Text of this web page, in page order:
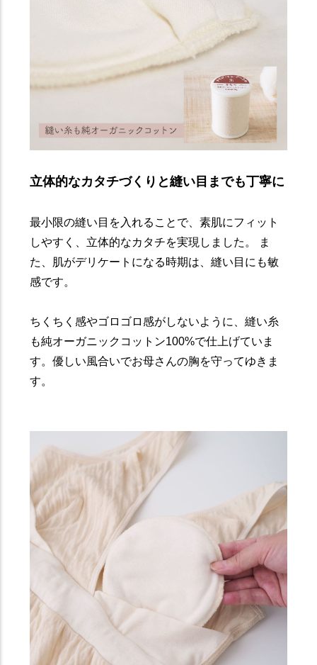
立体的なカタチづくりと縫い目までも丁寧に
最小限の縫い目を入れることで、素肌にフィット
しやすく、立体的なカタチを実現しました。 ま
た、肌がデリケートになる時期は、縫い目にも敏
感です。
ちくちく感やゴロゴロ感がしないように、縫い糸
も純オーガニックコットン100%で仕上げていま
す。優しい風合いでお母さんの胸を守ってゆきま
す。